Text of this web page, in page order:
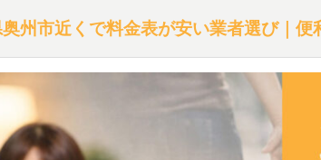
州市近くで料金表が安い業者選び｜便